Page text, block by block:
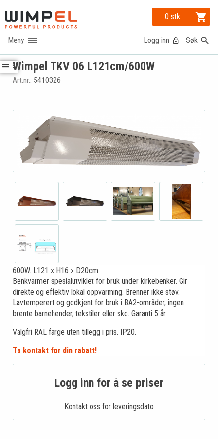
Søk
0 stk.
Logg inn
Wimpel TKV 06 L121cm/600W
Art.nr.: 5410326
600W. L121 x H16 x D20cm.
Benkvarmer spesialutviklet for bruk under kirkebenker. Gir
direkte og effektiv lokal oppvarming. Brenner ikke støv.
Lavtemperert og godkjent for bruk i BA2-områder, ingen
brente barnehender, tekstiler eller sko. Garanti 5 år.
Valgfri RAL farge uten tillegg i pris. IP20.
Ta kontakt for din rabatt!
Logg inn for å se priser
Kontakt oss for leveringsdato